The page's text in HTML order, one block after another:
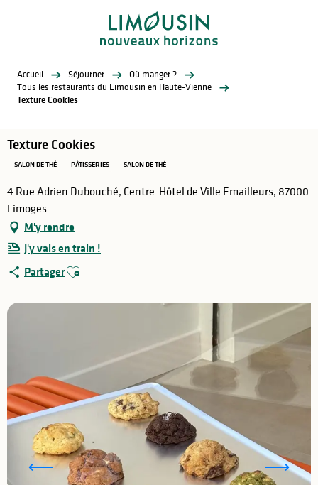
Accueil Séjourner
Où manger ?
Tous les restaurants du Limousin en Haute-Vienne
Texture Cookies
Texture Cookies
SALON DE THÉ PÂTISSERIES SALON DE THÉ
4 Rue Adrien Dubouché, Centre-Hôtel de Ville Emailleurs, 87000
Limoges
M'y rendre
J'y vais en train !
PartagerAjouter aux favoris